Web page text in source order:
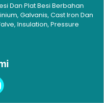
Dan Plat Besi Berbahan
Galvanis, Cast Iron Dan
Insulation, Pressure